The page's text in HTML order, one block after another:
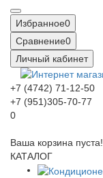
Избранное0
Сравнение0
Личный кабинет
+7 (4742) 71-12-50
+7 (951)305-70-77
0
Ваша корзина пуста!
КАТАЛОГ